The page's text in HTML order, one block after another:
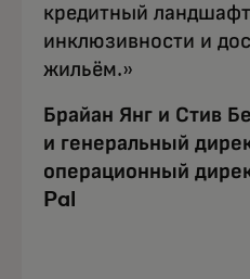
кредитный
инклюзивности и
жильём.»
Брайан Янг и Стив
и генеральный
операционный
Pal